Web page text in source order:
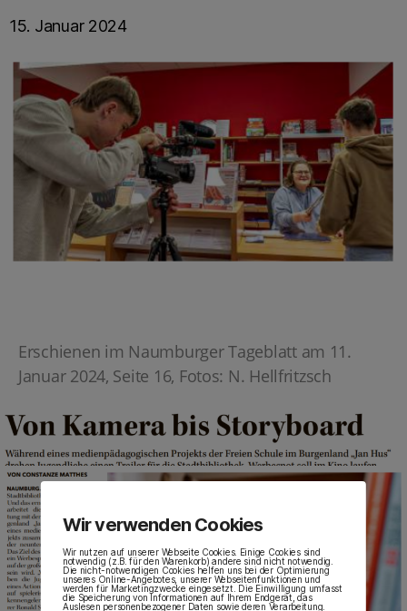
15. Januar 2024
Erschienen im Naumburger Tageblatt am 11.
Januar 2024, Seite 16, Fotos: N. Hellfritzsch
Wir verwenden Cookies
Wir nutzen auf unserer Webseite Cookies. Einige Cookies sind
notwendig (z.B. für den Warenkorb) andere sind nicht notwendig.
Die nicht-notwendigen Cookies helfen uns bei der Optimierung
unseres Online-Angebotes, unserer Webseitenfunktionen und
werden für Marketingzwecke eingesetzt. Die Einwilligung umfasst
die Speicherung von Informationen auf Ihrem Endgerät, das
Auslesen personenbezogener Daten sowie deren Verarbeitung.